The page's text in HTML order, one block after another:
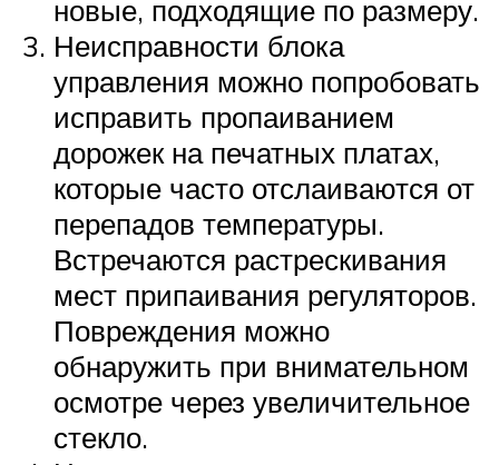
новые, подходящие по размеру.
Неисправности блока
управления можно попробовать
исправить пропаиванием
дорожек на печатных платах,
которые часто отслаиваются от
перепадов температуры.
Встречаются растрескивания
мест припаивания регуляторов.
Повреждения можно
обнаружить при внимательном
осмотре через увеличительное
стекло.